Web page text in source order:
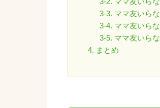
3-3. ママ友いら
3-4. ママ友いら
3-5. ママ友いら
4. まとめ